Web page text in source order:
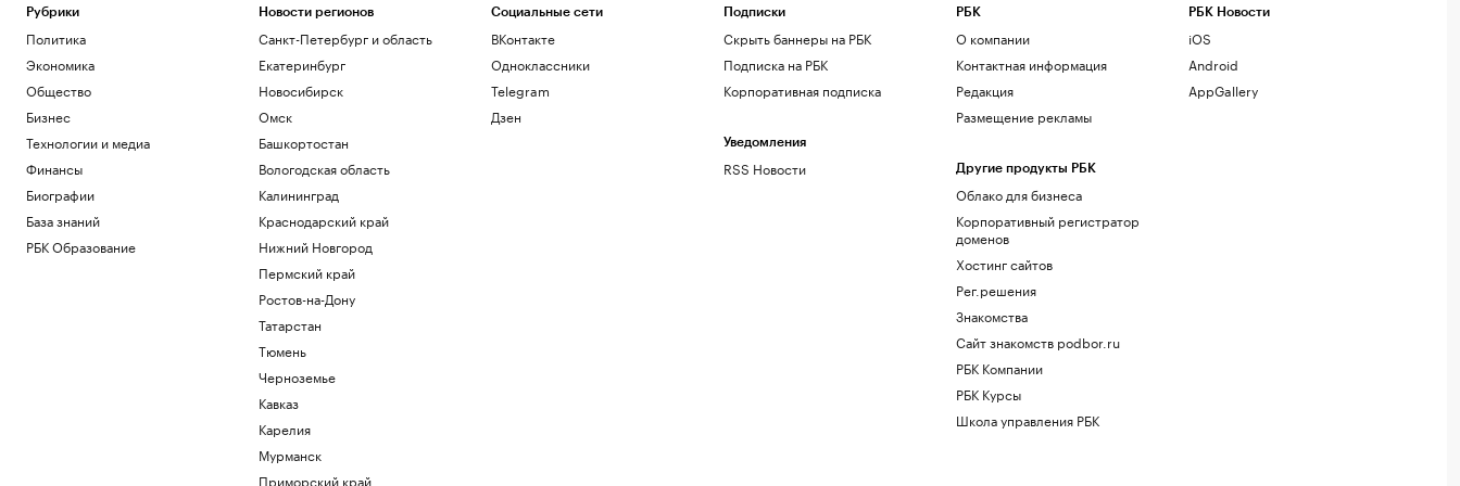
Рубрики
Политика
Экономика
Общество
Бизнес
Технологии и медиа
Финансы
Биографии
База знаний
РБК Образование
Новости регионов
Санкт-Петербург и область
Екатеринбург
Новосибирск
Омск
Башкортостан
Вологодская область
Калининград
Краснодарский край
Нижний Новгород
Пермский край
Ростов-на-Дону
Татарстан
Тюмень
Черноземье
Кавказ
Карелия
Мурманск
Приморский край
Социальные сети
ВКонтакте
Одноклассники
Telegram
Дзен
Подписки
Скрыть баннеры на РБК
Подписка на РБК
Корпоративная подписка
Уведомления
RSS Новости
РБК
О компании
Контактная информация
Редакция
Размещение рекламы
Другие продукты РБК
Облако для бизнеса
Корпоративный регистратор
доменов
Хостинг сайтов
Рег.решения
Знакомства
Сайт знакомств podbor.ru
РБК Компании
РБК Курсы
Школа управления РБК
РБК Новости
iOS
Android
AppGallery